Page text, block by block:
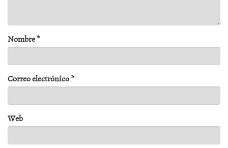
Nombre*
Correo electrónico*
Web